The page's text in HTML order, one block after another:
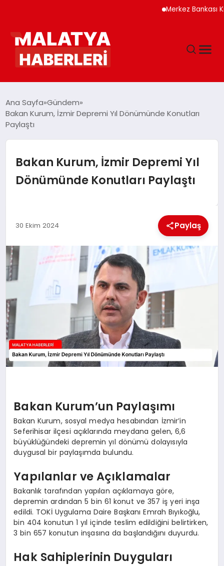
Merkez Bankası
GÜNDEM
DÜNYA
EĞITIM
MAGAZIN
SAĞLIK
SIYASET
SPOR
TEKNOLOJI
Ana Sayfa Gündem
Bakan Kurum, İzmir Depremi Yıl Dönümünde Konutları
Paylaştı
Bakan Kurum, İzmir Depremi Yıl
Dönümünde Konutları Paylaştı
30 Ekim 2024 Paylaş
Bakan Kurum’un Paylaşımı
Bakan Kurum, sosyal medya hesabından İzmir’in
Seferihisar ilçesi açıklarında meydana gelen, 6,6
büyüklüğündeki depremin yıl dönümü dolayısıyla
duygusal bir paylaşımda bulundu.
Yapılanlar ve Açıklamalar
Bakanlık tarafından yapılan açıklamaya göre,
depremin ardından 5 bin 61 konut ve 357 iş yeri inşa
edildi. TOKİ Uygulama Daire Başkanı Emrah Bıyıkoğlu,
bin 404 konutun 1 yıl içinde teslim edildiğini belirtirken,
3 bin 657 konutun inşasına da başlandığını duyurdu.
Hak Sahiplerinin Duyguları